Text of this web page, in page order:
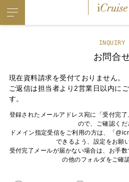
INQUIRY
お問合
現在資料請求を受付ておりません。
ご返信は担当者より2営業日以内に
す。
登録されたメールアドレス宛に「受付完
ので、ご確認くだ
ドメイン指定受信をご利用の方は、「
できるよう、設定をお願
受付完了メールが届かない場合は、お手
の他のフォルダをご確